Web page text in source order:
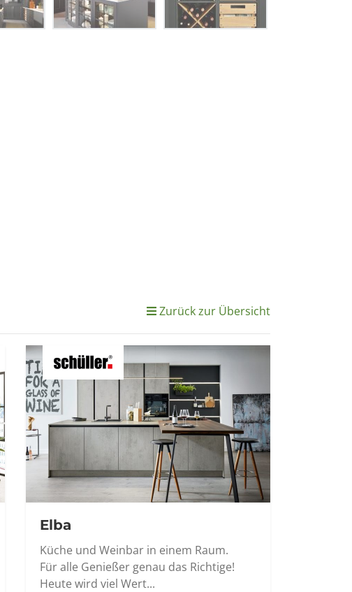
Zurück zur Übersicht
Elba
Küche und Weinbar in einem Raum.
Für alle Genießer genau das Richtige!
Heute wird viel Wert...